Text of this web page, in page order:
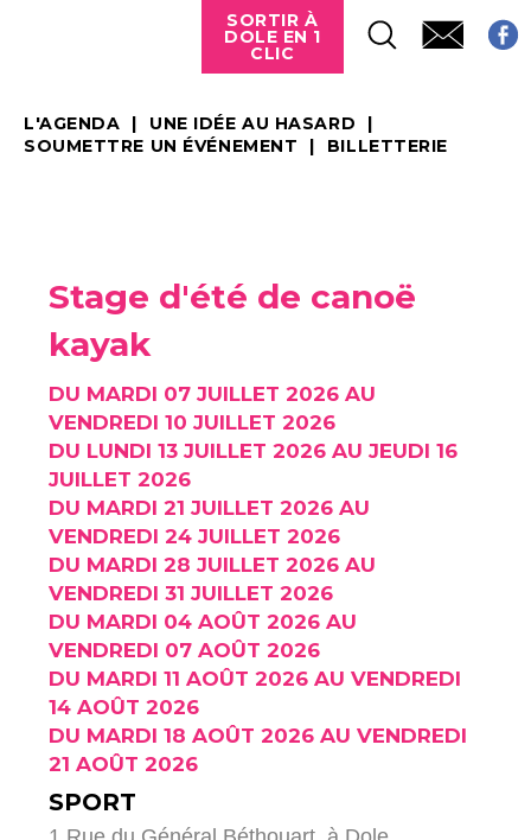
SORTIR À
DOLE EN 1
CLIC
L'AGENDA
UNE IDÉE AU HASARD
SOUMETTRE UN ÉVÉNEMENT
BILLETTERIE
Stage d'été de canoë
kayak
DU MARDI 07 JUILLET 2026 AU
VENDREDI 10 JUILLET 2026
DU LUNDI 13 JUILLET 2026 AU JEUDI 16
JUILLET 2026
DU MARDI 21 JUILLET 2026 AU
VENDREDI 24 JUILLET 2026
DU MARDI 28 JUILLET 2026 AU
VENDREDI 31 JUILLET 2026
DU MARDI 04 AOÛT 2026 AU
VENDREDI 07 AOÛT 2026
DU MARDI 11 AOÛT 2026 AU VENDREDI
14 AOÛT 2026
DU MARDI 18 AOÛT 2026 AU VENDREDI
21 AOÛT 2026
SPORT